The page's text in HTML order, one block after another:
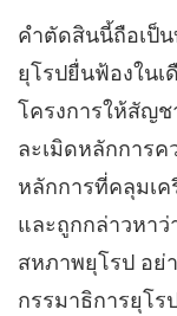
คำตัดสินนี้ถือเป็
ยุโรปยื่นฟ้องใน
โครงการให้สัญ
ละเมิดหลักการค
หลักการที่คลุมเ
และถูกกล่าวหา
สหภาพยุโรป อย่
กรรมาธิการยุโ